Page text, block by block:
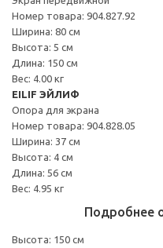
Номер товара: 904.827.92
Ширина: 80 см
Высота: 5 см
Длина: 150 см
Вес: 4.00 кг
EILIF ЭЙЛИФ
Опора для экрана
Номер товара: 904.828.05
Ширина: 37 см
Высота: 4 см
Длина: 56 см
Вес: 4.95 кг
Подробнее
Высота: 150 см